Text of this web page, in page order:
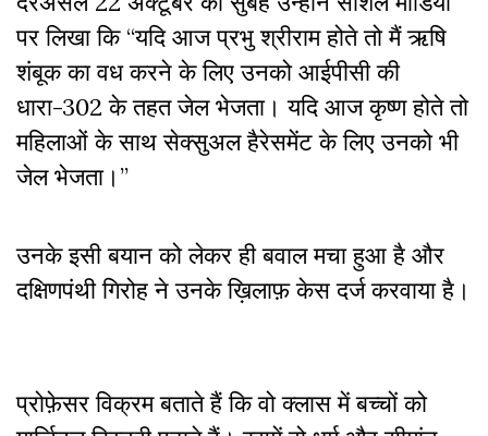
पर लिखा कि “यदि आज प्रभु श्रीराम होते तो मैं ऋषि
शंबूक का वध करने के लिए उनको आईपीसी की
धारा-302 के तहत जेल भेजता। यदि आज कृष्ण होते तो
महिलाओं के साथ सेक्सुअल हैरेसमेंट के लिए उनको भी
जेल भेजता।”
उनके इसी बयान को लेकर ही बवाल मचा हुआ है और
दक्षिणपंथी गिरोह ने उनके ख़िलाफ़ केस दर्ज करवाया है।
प्रोफ़ेसर विक्रम बताते हैं कि वो क्लास में बच्चों को